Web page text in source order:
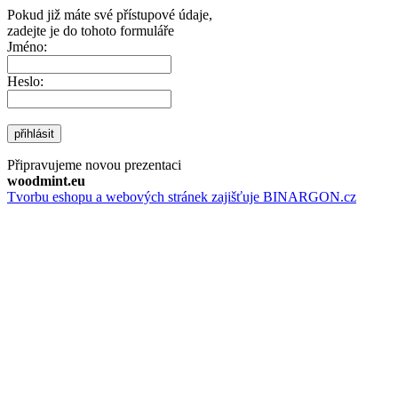
Pokud již máte své přístupové údaje,
zadejte je do tohoto formuláře
Jméno:
Heslo:
přihlásit
Připravujeme novou prezentaci
woodmint.eu
Tvorbu eshopu a webových stránek zajišťuje BINARGON.cz